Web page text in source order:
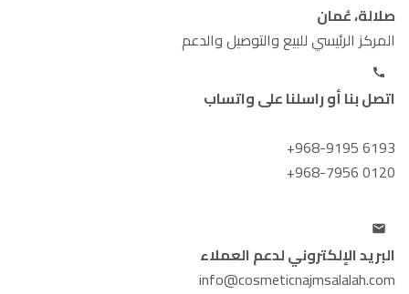
صلالة، عُمان
المركز الرئيسي للبيع والتوصيل والدعم
اتصل بنا أو راسلنا على واتساب
+968-9195 6193
+968-7956 0120
البريد الإلكتروني لدعم العملاء
info@cosmeticnajmsalalah.com